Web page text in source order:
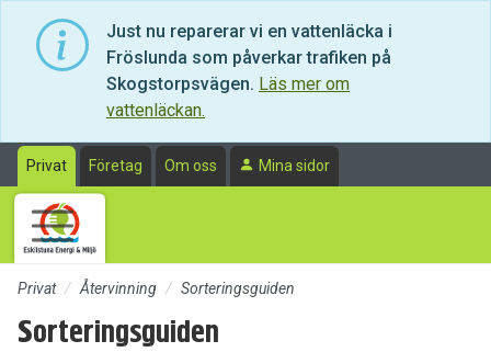
Just nu reparerar vi en vattenläcka i
Fröslunda som påverkar trafiken på
Skogstorpsvägen. Läs mer om
vattenläckan.
Privat Företag Om oss Mina sidor
Privat Återvinning Sorteringsguiden
Sorteringsguiden